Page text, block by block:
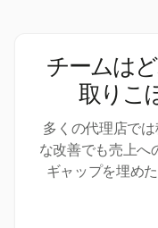
チームは
取りこ
多くの代理店で
な改善でも売上へ
ギャップを埋め